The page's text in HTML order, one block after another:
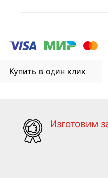
Купить в один клик
Изготовим